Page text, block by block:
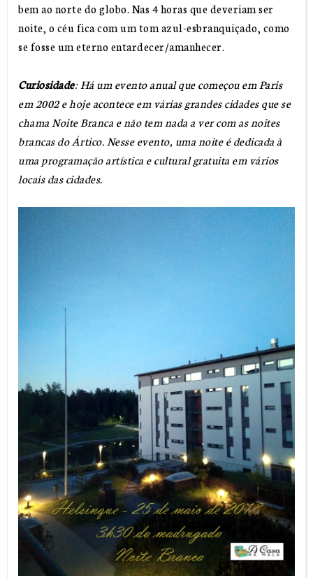
bem ao norte do globo. Nas 4 horas que deveriam ser
noite, o céu fica com um tom azul-esbranquiçado, como
se fosse um eterno entardecer/amanhecer.
Curiosidade: Há um evento anual que começou em Paris
em 2002 e hoje acontece em várias grandes cidades que se
chama Noite Branca e não tem nada a ver com as noites
brancas do Ártico. Nesse evento, uma noite é dedicada à
uma programação artística e cultural gratuita em vários
locais das cidades.